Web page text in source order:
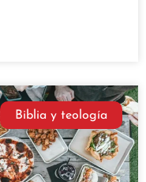
Biblia y teología